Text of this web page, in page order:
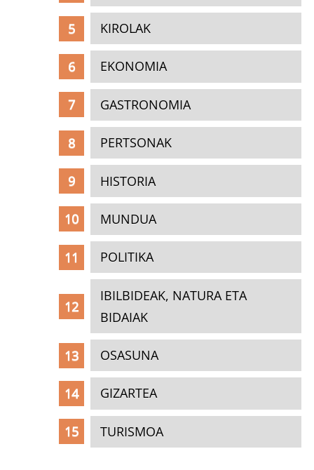
KIROLAK
EKONOMIA
GASTRONOMIA
PERTSONAK
HISTORIA
MUNDUA
POLITIKA
IBILBIDEAK, NATURA ETA
BIDAIAK
OSASUNA
GIZARTEA
TURISMOA